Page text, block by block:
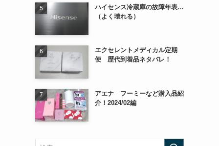
ハイセンス冷蔵庫の故障年表…
（よく壊れる）
エクセレントメディカル定期
便 歴代到着品ネタバレ！
アエナ フーミーなど購入品紹
介！2024/02編